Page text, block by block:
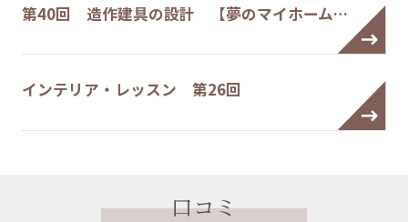
第40回 造作建具の設計 【夢のマイホーム…
インテリア・レッスン 第26回
口コミ